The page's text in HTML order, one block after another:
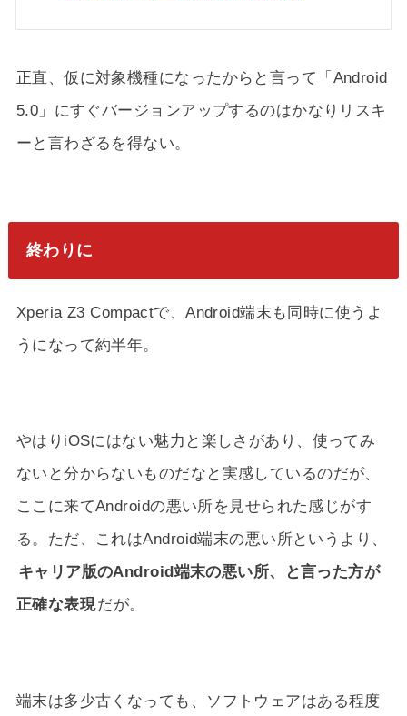
正直、仮に対象機種になったからと言って「Android
5.0」にすぐバージョンアップするのはかなりリスキ
ーと言わざるを得ない。
終わりに
Xperia Z3 Compactで、Android端末も同時に使うよ
うになって約半年。
やはりiOSにはない魅力と楽しさがあり、使ってみ
ないと分からないものだなと実感しているのだが、
ここに来てAndroidの悪い所を見せられた感じがす
る。ただ、これはAndroid端末の悪い所というより、
キャリア版のAndroid端末の悪い所、と言った方が
正確な表現だが。
端末は多少古くなっても、ソフトウェアはある程度